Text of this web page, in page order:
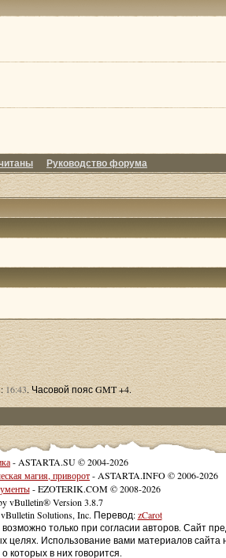
Руководство форума
16:43. Часовой пояс GMT +4.
- ASTARTA.SU © 2004-2026
магия, приворот- ASTARTA.INFO © 2006-2026
- EZOTERIK.COM © 2008-2026
vBulletin® Version 3.8.7
Solutions, Inc. Перевод:zCarot
только при согласии авторов. Сайт
Использование вами материалов сайта
которых в них говорится.